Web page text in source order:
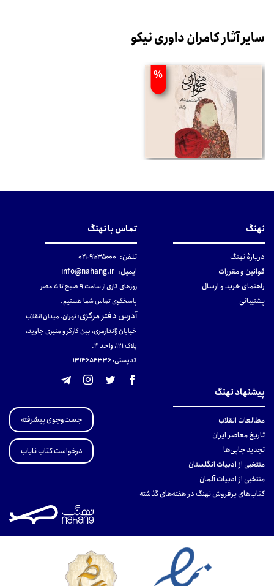
سایر آثار کامران داوری نیکو
%
نهنگ
دربارهٔ نهنگ
قوانین و مقررات
راهنمای خرید و ارسال
پشتیبانی
تماس با نهنگ
تلفن: ۹۱۰۳۵۰۰۰-۰۲۱
ایمیل: info@nahang.ir
روزهای کاری از ساعت ۹ صبح تا ۵ عصر
پاسخگوی تماس شما هستیم.
آدرس دفتر مرکزی:تهران، میدان انقلاب
خیابان ژاندارمری، بین کارگر و منیری جاوید،
پلاک 121، واحد ۴.
کدپستی: 131465433۶
پیشنهاد نهنگ
مطالعات انقلاب
تاریخ معاصر ایران
تجدید چاپی‌ها
منتخبی از ادبیات انگلستان
منتخبی از ادبیات آلمان
کتاب‌های پرفروش نهنگ در هفته‌های گذشته
جست‌وجوی پیشرفته
درخواست کتاب نایاب